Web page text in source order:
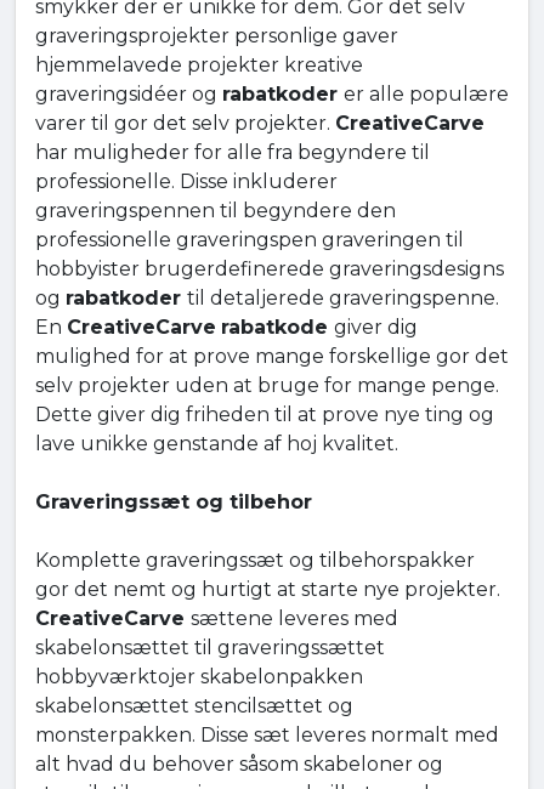
smykker der er unikke for dem. Gor det selv
graveringsprojekter personlige gaver
hjemmelavede projekter kreative
graveringsidéer og rabatkoder er alle populære
varer til gor det selv projekter. CreativeCarve
har muligheder for alle fra begyndere til
professionelle. Disse inkluderer
graveringspennen til begyndere den
professionelle graveringspen graveringen til
hobbyister brugerdefinerede graveringsdesigns
og rabatkoder til detaljerede graveringspenne.
En CreativeCarve rabatkode giver dig
mulighed for at prove mange forskellige gor det
selv projekter uden at bruge for mange penge.
Dette giver dig friheden til at prove nye ting og
lave unikke genstande af hoj kvalitet.
Graveringssæt og tilbehor
Komplette graveringssæt og tilbehorspakker
gor det nemt og hurtigt at starte nye projekter.
CreativeCarve sættene leveres med
skabelonsættet til graveringssættet
hobbyværktojer skabelonpakken
skabelonsættet stencilsættet og
monsterpakken. Disse sæt leveres normalt med
alt hvad du behover såsom skabeloner og